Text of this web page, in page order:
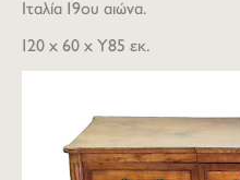
Ιταλία 19ου αιώνα.
120 x 60 x Υ85 εκ.